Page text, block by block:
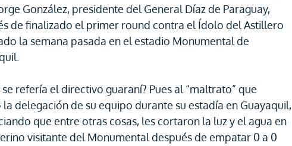
González, presidente del General Díaz de Paraguay,
de finalizado el primer round contra el Ídolo del Astillero
la semana pasada en el estadio Monumental de
se refería el directivo guaraní? Pues al “maltrato” que
la delegación de su equipo durante su estadía en Guayaquil,
que entre otras cosas, les cortaron la luz y el agua en
visitante del Monumental después de empatar 0 a 0